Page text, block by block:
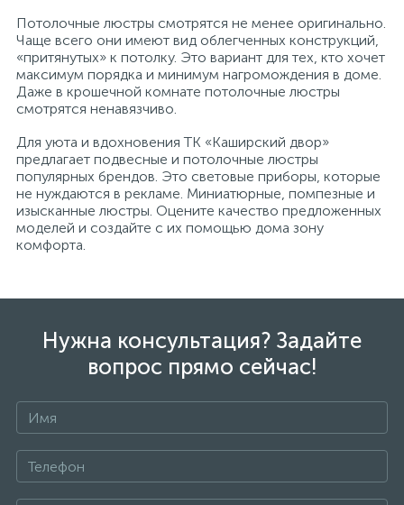
Потолочные люстры смотрятся не менее оригинально.
Чаще всего они имеют вид облегченных конструкций,
«притянутых» к потолку. Это вариант для тех, кто хочет
максимум порядка и минимум нагромождения в доме.
Даже в крошечной комнате потолочные люстры
смотрятся ненавязчиво.
Для уюта и вдохновения ТК «Каширский двор»
предлагает подвесные и потолочные люстры
популярных брендов. Это световые приборы, которые
не нуждаются в рекламе. Миниатюрные, помпезные и
изысканные люстры. Оцените качество предложенных
моделей и создайте с их помощью дома зону
комфорта.
Нужна консультация? Задайте
вопрос прямо сейчас!